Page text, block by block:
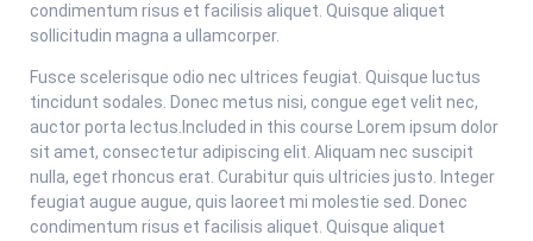
condimentum risus et facilisis aliquet. Quisque aliquet
sollicitudin magna a ullamcorper.
Fusce scelerisque odio nec ultrices feugiat. Quisque luctus
tincidunt sodales. Donec metus nisi, congue eget velit nec,
auctor porta lectus.Included in this course Lorem ipsum dolor
sit amet, consectetur adipiscing elit. Aliquam nec suscipit
nulla, eget rhoncus erat. Curabitur quis ultricies justo. Integer
feugiat augue augue, quis laoreet mi molestie sed. Donec
condimentum risus et facilisis aliquet. Quisque aliquet